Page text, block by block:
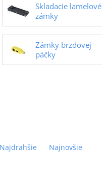
Skladacie lamelové
zámky
Zámky brzdovej
páčky
Najdrahšie Najnovšie